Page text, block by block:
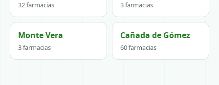
32 farmacias 3 farmacias
Monte Vera
3 farmacias
Cañada de Gómez
60 farmacias